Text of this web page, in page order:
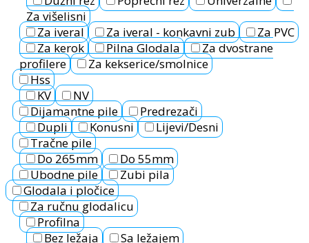
Za višelisni
Za iveral
Za iveral - konkavni zub
Za PVC
Za kerok
Pilna Glodala
Za dvostrane
profilere
Za kekserice/smolnice
Hss
KV
NV
Dijamantne pile
Predrezači
Dupli
Konusni
Lijevi/Desni
Tračne pile
Do 265mm
Do 55mm
Ubodne pile
Zubi pila
Glodala i pločice
Za ručnu glodalicu
Profilna
Bez ležaja
Sa ležajem